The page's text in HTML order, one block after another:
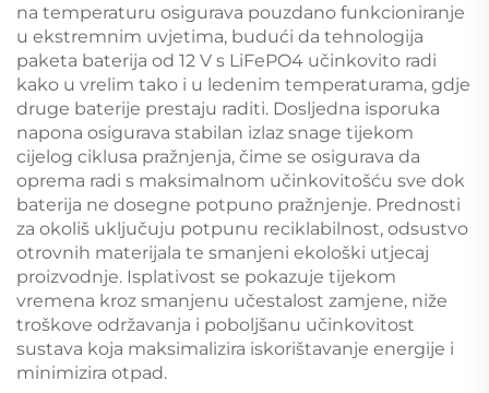
na temperaturu osigurava pouzdano funkcioniranje
u ekstremnim uvjetima, budući da tehnologija
paketa baterija od 12 V s LiFePO4 učinkovito radi
kako u vrelim tako i u ledenim temperaturama, gdje
druge baterije prestaju raditi. Dosljedna isporuka
napona osigurava stabilan izlaz snage tijekom
cijelog ciklusa pražnjenja, čime se osigurava da
oprema radi s maksimalnom učinkovitošću sve dok
baterija ne dosegne potpuno pražnjenje. Prednosti
za okoliš uključuju potpunu reciklabilnost, odsustvo
otrovnih materijala te smanjeni ekološki utjecaj
proizvodnje. Isplativost se pokazuje tijekom
vremena kroz smanjenu učestalost zamjene, niže
troškove održavanja i poboljšanu učinkovitost
sustava koja maksimalizira iskorištavanje energije i
minimizira otpad.